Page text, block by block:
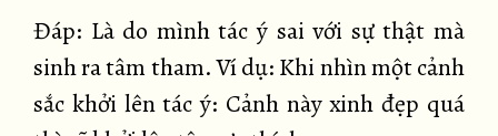
Đáp: Là do mình tác ý sai với sự thật mà
sinh ra tâm tham. Ví dụ: Khi nhìn một cảnh
sắc khởi lên tác ý: Cảnh này xinh đẹp quá